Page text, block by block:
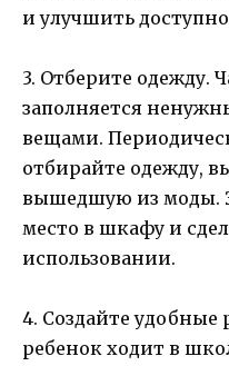
и улучшить
3. Отберите одежду.
заполняется
вещами.
отбирайте одежду,
вышедшую из моды.
место в шкафу и
использовании.
4. Создайте удобные
ребенок ходит в